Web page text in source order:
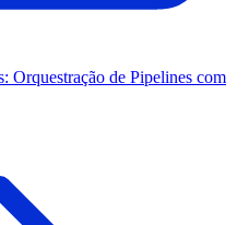
Orquestração de Pipelines com